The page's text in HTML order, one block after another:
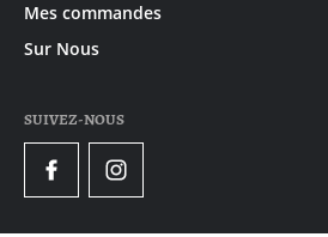
Mes commandes
Sur Nous
SUIVEZ-NOUS
FacebookInstagram